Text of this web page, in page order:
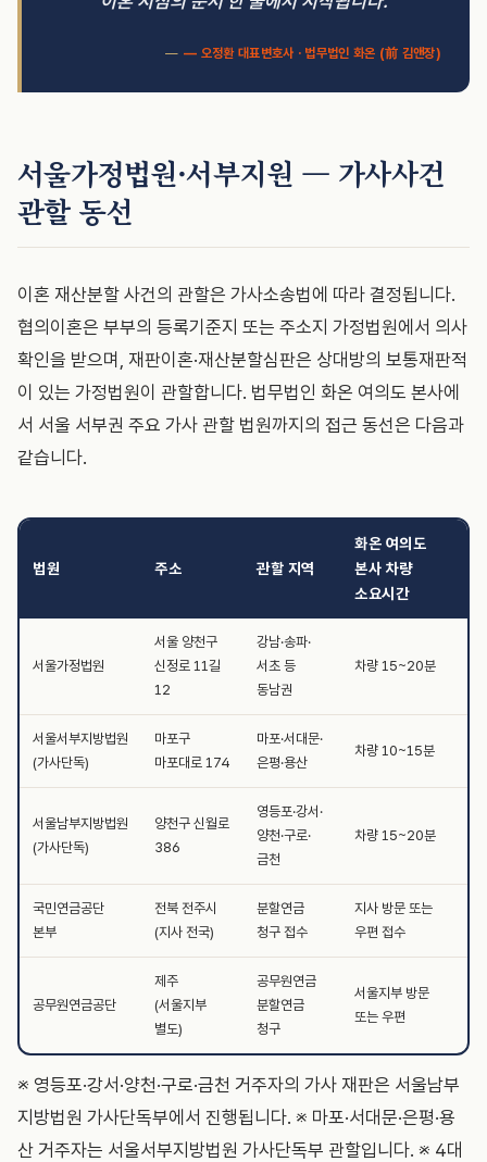
— 오정환 대표변호사 · 법무법인 화온 (前 김앤장)
서울가정법원·서부지원 — 가사사건
관할 동선
이혼 재산분할 사건의 관할은 가사소송법에 따라 결정됩니다.
협의이혼은 부부의 등록기준지 또는 주소지 가정법원에서 의사
확인을 받으며, 재판이혼·재산분할심판은 상대방의 보통재판적
이 있는 가정법원이 관할합니다. 법무법인 화온 여의도 본사에
서 서울 서부권 주요 가사 관할 법원까지의 접근 동선은 다음과
같습니다.
법원 주소 관할 지역
화온 여의도
본사 차량
소요시간
서울가정법원
서울 양천구
신정로 11길
12
강남·송파·
서초 등
동남권
차량 15~20분
서울서부지방법원
(가사단독)
마포구
마포대로 174
마포·서대문·
은평·용산
차량 10~15분
서울남부지방법원
(가사단독)
양천구 신월로
386
영등포·강서·
양천·구로·
금천
차량 15~20분
국민연금공단
본부
전북 전주시
(지사 전국)
분할연금
청구 접수
지사 방문 또는
우편 접수
공무원연금공단
제주
(서울지부
별도)
공무원연금
분할연금
청구
서울지부 방문
또는 우편
※ 영등포·강서·양천·구로·금천 거주자의 가사 재판은 서울남부
지방법원 가사단독부에서 진행됩니다. ※ 마포·서대문·은평·용
산 거주자는 서울서부지방법원 가사단독부 관할입니다. ※ 4대